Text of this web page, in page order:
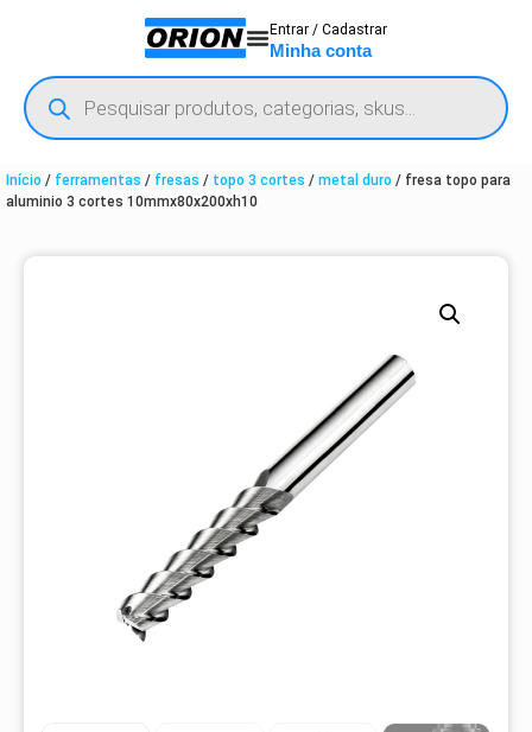
Entrar / Cadastrar
Minha conta
Início / ferramentas / fresas / topo 3 cortes / metal duro / fresa topo para
aluminio 3 cortes 10mmx80x200xh10